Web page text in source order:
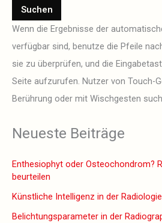
Suchen
Wenn die Ergebnisse der
verfügbar sind, benutze die Pfeile
sie zu überprüfen, und die
Seite aufzurufen. Nutzer von Touch-
Berührung oder mit Wischgesten
Neueste Beiträge
Enthesiophyt oder Osteochondrom?
beurteilen
Künstliche Intelligenz in der Radiologie
Belichtungsparameter in der